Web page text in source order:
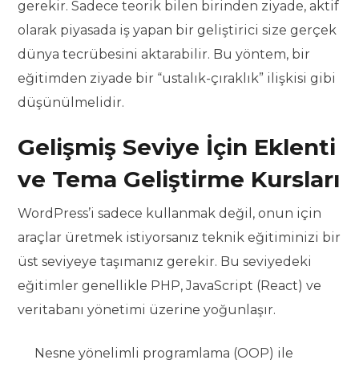
gerekir. Sadece teorik bilen birinden ziyade, aktif
olarak piyasada iş yapan bir geliştirici size gerçek
dünya tecrübesini aktarabilir. Bu yöntem, bir
eğitimden ziyade bir “ustalık-çıraklık” ilişkisi gibi
düşünülmelidir.
Gelişmiş Seviye İçin Eklenti
ve Tema Geliştirme Kursları
WordPress’i sadece kullanmak değil, onun için
araçlar üretmek istiyorsanız teknik eğitiminizi bir
üst seviyeye taşımanız gerekir. Bu seviyedeki
eğitimler genellikle PHP, JavaScript (React) ve
veritabanı yönetimi üzerine yoğunlaşır.
Nesne yönelimli programlama (OOP) ile